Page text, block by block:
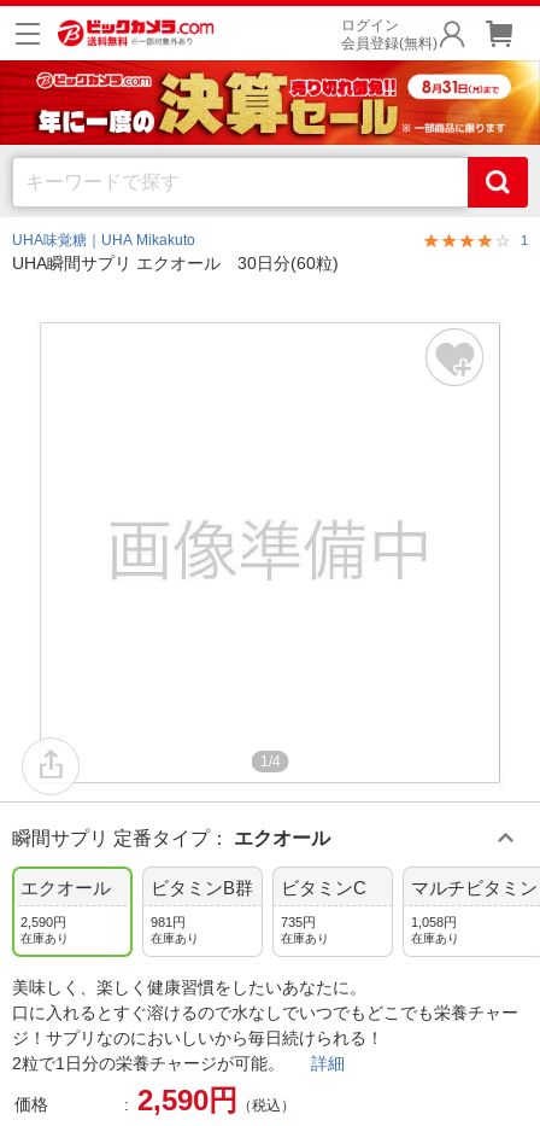
ログイン
会員登録(無料)
UHA味覚糖｜UHA Mikakuto 1
UHA瞬間サプリ エクオール 30日分(60粒)
1/4
瞬間サプリ 定番タイプ： エクオール
エクオール
2,590円
在庫あり
ビタミンB群
981円
在庫あり
ビタミンC
735円
在庫あり
マルチビタミン
1,058円
在庫あり
美味しく、楽しく健康習慣をしたいあなたに。
口に入れるとすぐ溶けるので水なしでいつでもどこでも栄養チャー
ジ！サプリなのにおいしいから毎日続けられる！
2粒で1日分の栄養チャージが可能。 詳細
価格 2,590円 （税込）